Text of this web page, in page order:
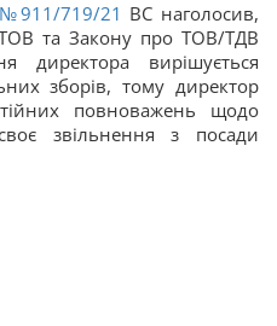
№911/719/21 ВС наголосив,
та Закону про ТОВ/ТДВ
директора вирішується
зборів, тому директор
повноважень щодо
звільнення з посади